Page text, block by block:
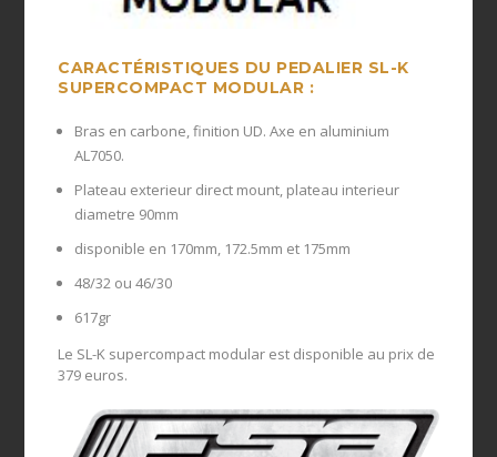
CARACTÉRISTIQUES DU PEDALIER SL-K
SUPERCOMPACT MODULAR :
Bras en carbone, finition UD. Axe en aluminium
AL7050.
Plateau exterieur direct mount, plateau interieur
diametre 90mm
disponible en 170mm, 172.5mm et 175mm
48/32 ou 46/30
617gr
Le SL-K supercompact modular est disponible au prix de
379 euros.